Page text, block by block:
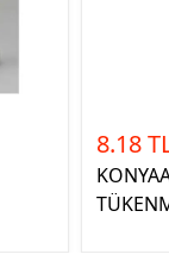
8.18